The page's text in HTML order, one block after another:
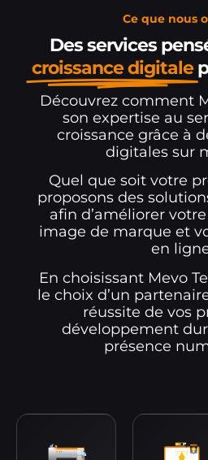
Ce que nous
Des services
croissance digitale
Découvrez comment
son expertise au
croissance grâce à
digitales sur
Quel que soit votre
proposons des
afin d’améliorer
image de marque et
en
En choisissant Mevo
le choix d’un
réussite de vos
développement
présence